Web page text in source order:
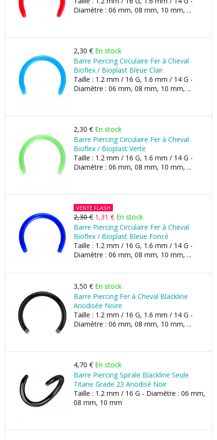
Diamètre : 06 mm, 08 mm, 10 mm, ...
2,30 € En stock
Barre Piercing Circulaire Fer à Cheval
Bioflex / Bioplast Bleue Clair
Taille : 1.2 mm / 16 G, 1.6 mm / 14 G -
Diamètre : 06 mm, 08 mm, 10 mm, ...
2,30 € En stock
Barre Piercing Circulaire Fer à Cheval
Bioflex / Bioplast Verte
Taille : 1.2 mm / 16 G, 1.6 mm / 14 G -
Diamètre : 06 mm, 08 mm, 10 mm, ...
VENTE FLASH
2,30 € 1,31 € En stock
Barre Piercing Circulaire Fer à Cheval
Bioflex / Bioplast Bleue Foncé
Taille : 1.2 mm / 16 G, 1.6 mm / 14 G -
Diamètre : 06 mm, 08 mm, 10 mm, ...
3,50 € En stock
Barre Piercing Fer à Cheval Blackline
Anodisée Noire
Taille : 1.2 mm / 16 G, 1.6 mm / 14 G -
Diamètre : 06 mm, 08 mm, 10 mm, ...
4,70 € En stock
Barre Piercing Spirale Blackline Seule
Titane Grade 23 Anodisé Noir
Taille : 1.2 mm / 16 G - Diamètre : 06 mm,
08 mm, 10 mm